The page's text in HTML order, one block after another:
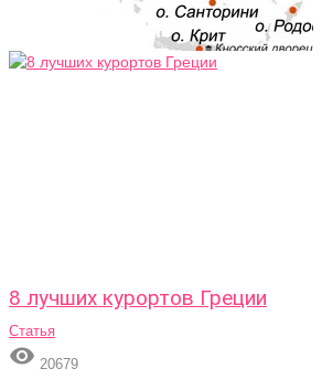
8 лучших курортов Греции
Статья
 20679